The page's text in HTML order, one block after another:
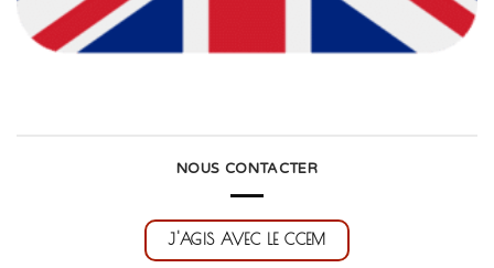
NOUS CONTACTER
J'AGIS AVEC LE CCEM